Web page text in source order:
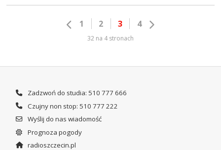
1 2 3 4
32 na 4 stronach
Zadzwoń do studia: 510 777 666
Czujny non stop: 510 777 222
Wyślij do nas wiadomość
Prognoza pogody
radioszczecin.pl